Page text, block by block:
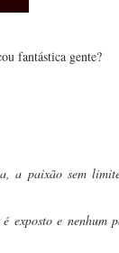
fantástica gente?
a paixão sem
exposto e nenhum